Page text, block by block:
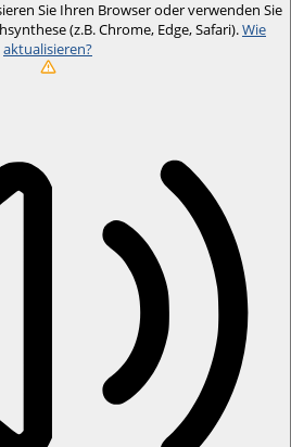
Sie Ihren Browser oder verwenden Sie
(z.B. Chrome, Edge, Safari).Wie
aktualisieren?